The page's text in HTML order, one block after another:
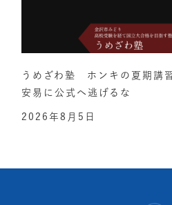
うめざわ塾 ホンキの夏期
安易に公式へ逃げるな
2026年8月5日